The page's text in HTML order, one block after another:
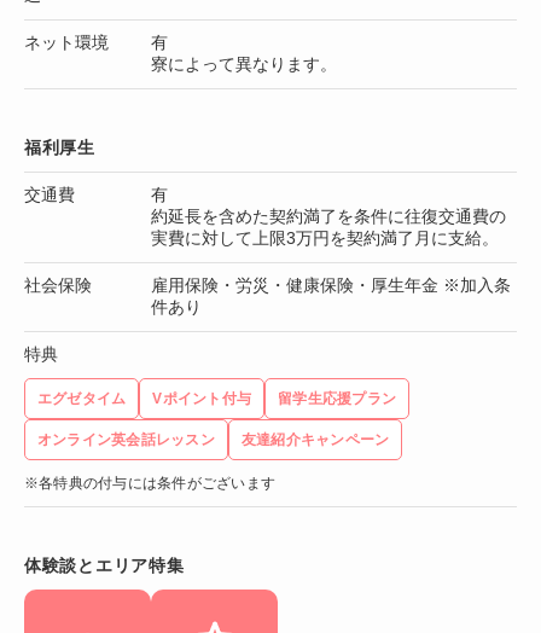
ネット環境
有
寮によって異なります。
福利厚生
交通費
有
約延長を含めた契約満了を条件に往復交通費の
実費に対して上限3万円を契約満了月に支給。
社会保険
雇用保険・労災・健康保険・厚生年金 ※加入条
件あり
特典
エグゼタイム Vポイント付与 留学生応援プラン
オンライン英会話レッスン 友達紹介キャンペーン
※各特典の付与には条件がございます
体験談とエリア特集